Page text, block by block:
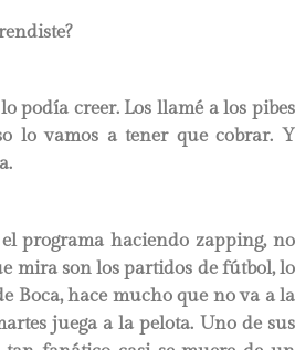
podía creer. Los llamé a los pibes
lo vamos a tener que cobrar. Y
programa haciendo zapping, no
mira son los partidos de fútbol, lo
Boca, hace mucho que no va a la
juega a la pelota. Uno de sus